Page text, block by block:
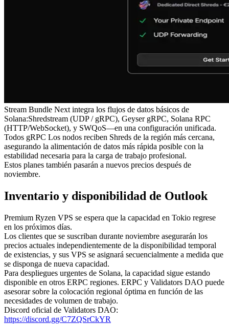
Stream Bundle Next integra los flujos de datos básicos de
Solana:Shredstream (UDP / gRPC), Geyser gRPC, Solana RPC
(HTTP/WebSocket), y SWQoS—en una configuración unificada.
Todos gRPC Los nodos reciben Shreds de la región más cercana,
asegurando la alimentación de datos más rápida posible con la
estabilidad necesaria para la carga de trabajo profesional.
Estos planes también pasarán a nuevos precios después de
noviembre.
Inventario y disponibilidad de Outlook
Premium Ryzen VPS se espera que la capacidad en Tokio regrese
en los próximos días.
Los clientes que se suscriban durante noviembre asegurarán los
precios actuales independientemente de la disponibilidad temporal
de existencias, y sus VPS se asignará secuencialmente a medida que
se disponga de nueva capacidad.
Para despliegues urgentes de Solana, la capacidad sigue estando
disponible en otros ERPC regiones. ERPC y Validators DAO puede
asesorar sobre la colocación regional óptima en función de las
necesidades de volumen de trabajo.
Discord oficial de Validators DAO:
https://discord.gg/C7ZQSrCkYR